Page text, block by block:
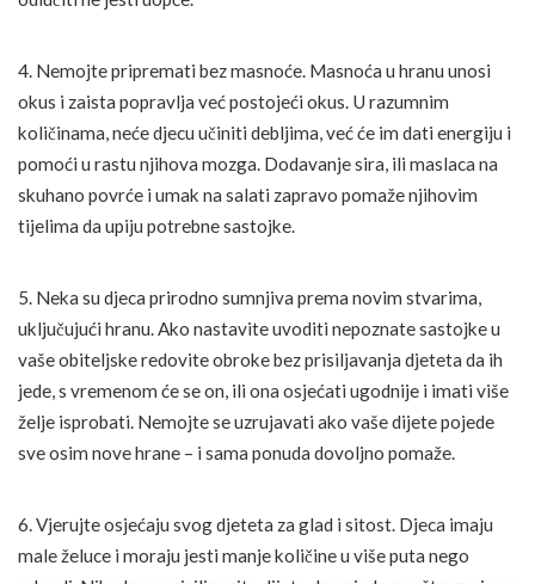
4. Nemojte pripremati bez masnoće. Masnoća u hranu unosi
okus i zaista popravlja već postojeći okus. U razumnim
količinama, neće djecu učiniti debljima, već će im dati energiju i
pomoći u rastu njihova mozga. Dodavanje sira, ili maslaca na
skuhano povrće i umak na salati zapravo pomaže njihovim
tijelima da upiju potrebne sastojke.
5. Neka su djeca prirodno sumnjiva prema novim stvarima,
uključujući hranu. Ako nastavite uvoditi nepoznate sastojke u
vaše obiteljske redovite obroke bez prisiljavanja djeteta da ih
jede, s vremenom će se on, ili ona osjećati ugodnije i imati više
želje isprobati. Nemojte se uzrujavati ako vaše dijete pojede
sve osim nove hrane – i sama ponuda dovoljno pomaže.
6. Vjerujte osjećaju svog djeteta za glad i sitost. Djeca imaju
male želuce i moraju jesti manje količine u više puta nego